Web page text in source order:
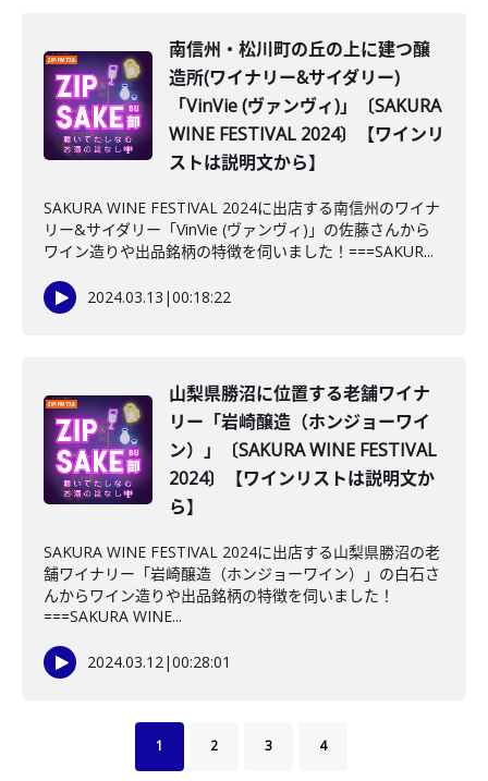
南信州・松川町の丘の上に建つ醸
造所(ワイナリー&サイダリー)
「VinVie (ヴァンヴィ)」〔SAKURA
WINE FESTIVAL 2024〕【ワインリ
ストは説明文から】
SAKURA WINE FESTIVAL 2024に出店する南信州のワイナ
リー&サイダリー「VinVie (ヴァンヴィ)」の佐藤さんから
ワイン造りや出品銘柄の特徴を伺いました！===SAKUR...
2024.03.13 |00:18:22
山梨県勝沼に位置する老舗ワイナ
リー「岩崎醸造（ホンジョーワイ
ン）」〔SAKURA WINE FESTIVAL
2024〕【ワインリストは説明文か
ら】
SAKURA WINE FESTIVAL 2024に出店する山梨県勝沼の老
舗ワイナリー「岩崎醸造（ホンジョーワイン）」の白石さ
んからワイン造りや出品銘柄の特徴を伺いました！
===SAKURA WINE...
2024.03.12|00:28:01
1 2 3 4